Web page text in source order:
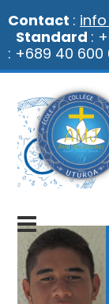
Contact :
Standard :
: +689 40